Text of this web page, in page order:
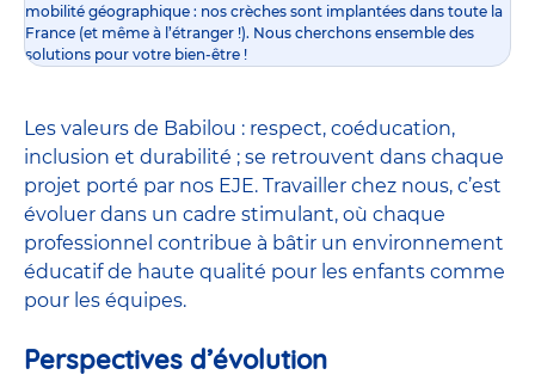
mobilité géographique : nos crèches sont implantées dans toute la
France (et même à l’étranger !). Nous cherchons ensemble des
solutions pour votre bien-être !
Les valeurs de Babilou : respect, coéducation,
inclusion et durabilité ; se retrouvent dans chaque
projet porté par nos EJE. Travailler chez nous, c’est
évoluer dans un cadre stimulant, où chaque
professionnel contribue à bâtir un environnement
éducatif de haute qualité pour les enfants comme
pour les équipes.
Perspectives d’évolution